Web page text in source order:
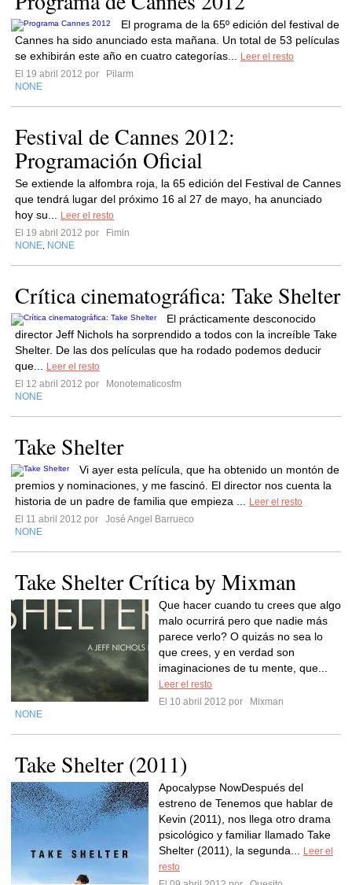
El programa de la 65º edición del festival de
Cannes ha sido anunciado esta mañana. Un total de 53 películas
se exhibirán este año en cuatro categorías...
Leer el resto
El 19 abril 2012 por
Pilarm
NONE
Festival de Cannes 2012:
Programación Oficial
Se extiende la alfombra roja, la 65 edición del Festival de Cannes
que tendrá lugar del próximo 16 al 27 de mayo, ha anunciado
hoy su...
Leer el resto
El 19 abril 2012 por
Fimin
NONE NONE
Crítica cinematográfica: Take Shelter
El prácticamente desconocido
director Jeff Nichols ha sorprendido a todos con la increíble Take
Shelter. De las dos películas que ha rodado podemos deducir
que...
Leer el resto
El 12 abril 2012 por
Monotematicosfm
NONE
Take Shelter
Vi ayer esta película, que ha obtenido un montón de
premios y nominaciones, y me fascinó. El director nos cuenta la
historia de un padre de familia que empieza ...
Leer el resto
El 11 abril 2012 por
José Angel Barrueco
NONE
Take Shelter Crítica by Mixman
Que hacer cuando tu crees que algo
malo ocurrirá pero que nadie más
parece verlo? O quizás no sea lo
que crees, y en verdad son
imaginaciones de tu mente, que...
Leer el resto
El 10 abril 2012 por
Mixman
NONE
Take Shelter (2011)
Apocalypse NowDespués del
estreno de Tenemos que hablar de
Kevin (2011), nos llega otro drama
psicológico y familiar llamado Take
Shelter (2011), la segunda...
Leer el
resto